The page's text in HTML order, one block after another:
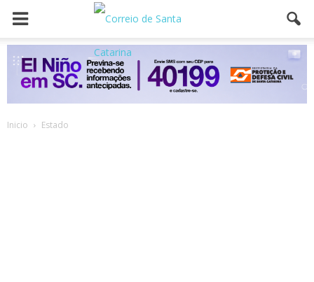
Inicio Estado